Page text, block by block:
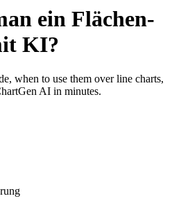
ein Flächen-
KI?
when to use them over line charts,
AI in minutes.